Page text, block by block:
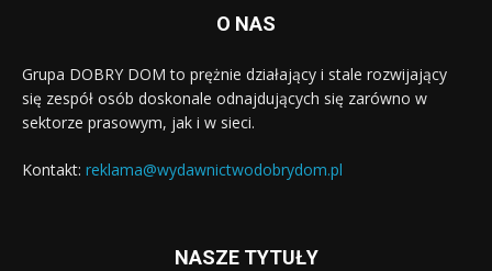
O NAS
Grupa DOBRY DOM to prężnie działający i stale rozwijający
się zespół osób doskonale odnajdujących się zarówno w
sektorze prasowym, jak i w sieci.
Kontakt: reklama@wydawnictwodobrydom.pl
NASZE TYTUŁY